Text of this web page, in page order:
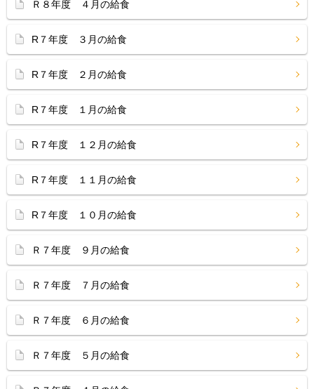
Ｒ８年度 ４月の給食
R７年度 ３月の給食
R７年度 ２月の給食
R７年度 １月の給食
R７年度 １２月の給食
R７年度 １１月の給食
R７年度 １０月の給食
Ｒ７年度 ９月の給食
Ｒ７年度 ７月の給食
Ｒ７年度 ６月の給食
Ｒ７年度 ５月の給食